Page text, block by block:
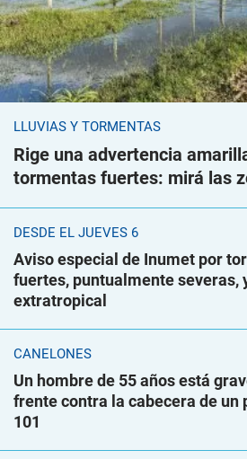
LLUVIAS Y TORMENTAS
Rige una advertencia
tormentas fuertes: mirá las
DESDE EL JUEVES 6
Aviso especial de Inumet por
fuertes, puntualmente severas,
extratropical
CANELONES
Un hombre de 55 años está
frente contra la cabecera de un
101